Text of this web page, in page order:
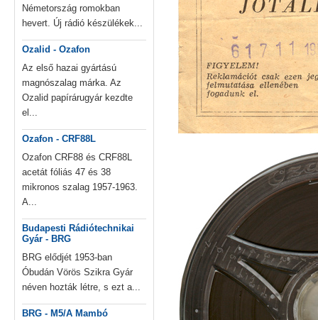
Németország romokban
hevert. Új rádió készülékek...
Ozalid - Ozafon
Az első hazai gyártású
magnószalag márka. Az
Ozalid papírárugyár kezdte
el...
Ozafon - CRF88L
Ozafon CRF88 és CRF88L
acetát fóliás 47 és 38
mikronos szalag 1957-1963.
A...
Budapesti Rádiótechnikai
Gyár - BRG
BRG elődjét 1953-ban
Óbudán Vörös Szikra Gyár
néven hozták létre, s ezt a...
BRG - M5/A Mambó